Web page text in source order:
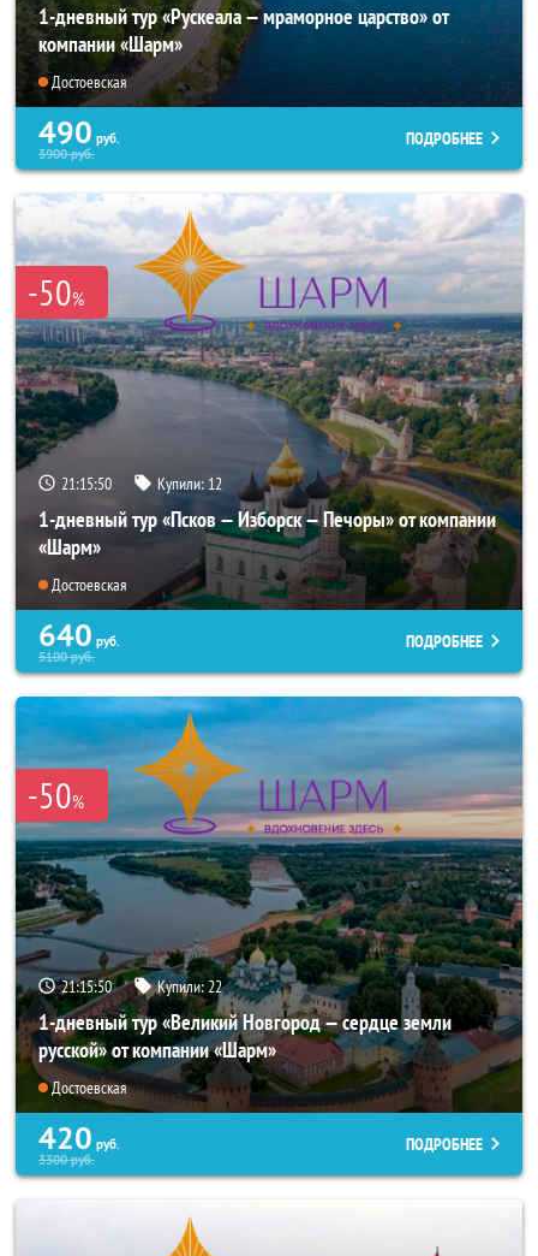
1-дневный тур «Рускеала — мраморное царство» от
компании «Шарм»
Достоевская
490 руб.
3900руб.
ПОДРОБНЕЕ
-50%
21:15:49 Купили: 12
1-дневный тур «Псков — Изборск — Печоры» от компании
«Шарм»
Достоевская
640 руб.
5100руб.
ПОДРОБНЕЕ
-50%
21:15:49 Купили: 22
1-дневный тур «Великий Новгород — сердце земли
русской» от компании «Шарм»
Достоевская
420 руб.
3300руб.
ПОДРОБНЕЕ